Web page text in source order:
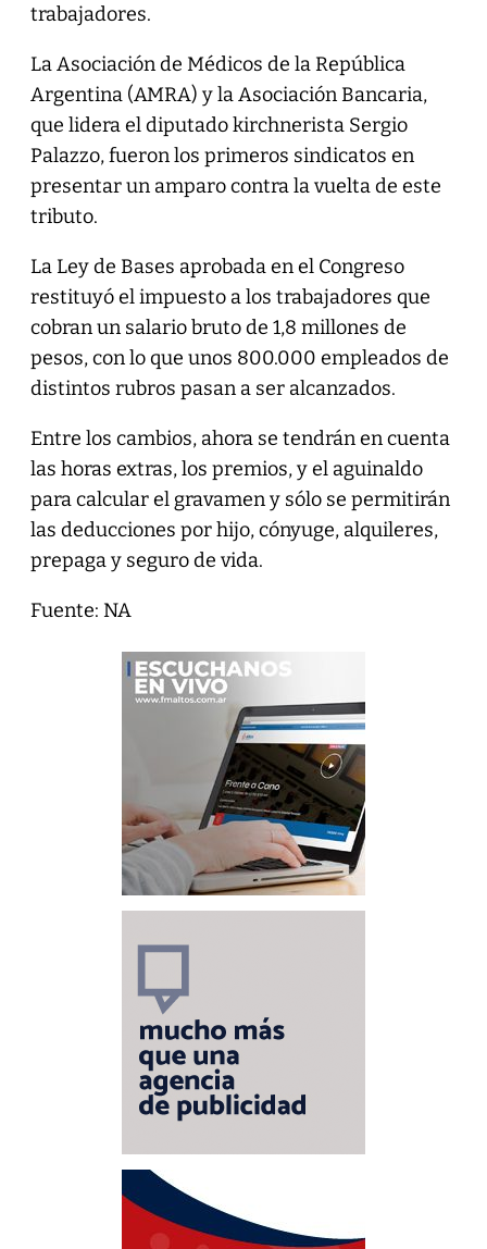
trabajadores.
La Asociación de Médicos de la República
Argentina (AMRA) y la Asociación Bancaria,
que lidera el diputado kirchnerista Sergio
Palazzo, fueron los primeros sindicatos en
presentar un amparo contra la vuelta de este
tributo.
La Ley de Bases aprobada en el Congreso
restituyó el impuesto a los trabajadores que
cobran un salario bruto de 1,8 millones de
pesos, con lo que unos 800.000 empleados de
distintos rubros pasan a ser alcanzados.
Entre los cambios, ahora se tendrán en cuenta
las horas extras, los premios, y el aguinaldo
para calcular el gravamen y sólo se permitirán
las deducciones por hijo, cónyuge, alquileres,
prepaga y seguro de vida.
Fuente: NA